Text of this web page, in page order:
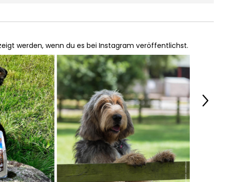
werden, wenn du es bei Instagram veröffentlichst.